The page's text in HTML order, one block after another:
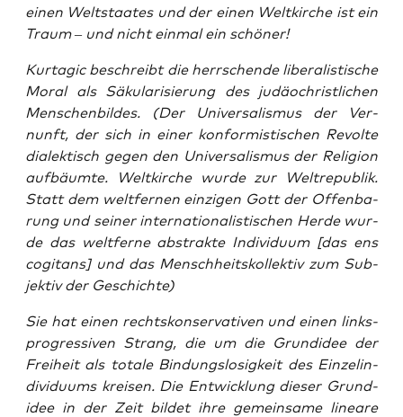
einen Welt­staa­tes und der einen Welt­kir­che ist ein
Traum – und nicht ein­mal ein schöner!
Kur­ta­gic beschreibt die herr­schen­de libe­ra­lis­ti­sche
Moral als Säku­la­ri­sie­rung des judäo­christ­li­chen
Men­schen­bil­des. (Der Uni­ver­sa­lis­mus der Ver­
nunft, der sich in einer kon­for­mis­ti­schen Revol­te
dia­lek­tisch gegen den Uni­ver­sa­lis­mus der Reli­gi­on
auf­bäum­te. Welt­kir­che wur­de zur Welt­re­pu­blik.
Statt dem welt­fer­nen ein­zi­gen Gott der Offen­ba­
rung und sei­ner inter­na­tio­na­lis­ti­schen Her­de wur­
de das welt­fer­ne abs­trak­te Indi­vi­du­um [das ens
cogi­tans] und das Mensch­heits­kol­lek­tiv zum Sub­
jek­tiv der Geschichte)
Sie hat einen rechts­kon­ser­va­ti­ven und einen links­
pro­gres­si­ven Strang, die um die Grund­idee der
Frei­heit als tota­le Bin­dungs­lo­sig­keit des Ein­zel­in­
di­vi­du­ums krei­sen. Die Ent­wick­lung die­ser Grund­
idee in der Zeit bil­det ihre gemein­sa­me linea­re